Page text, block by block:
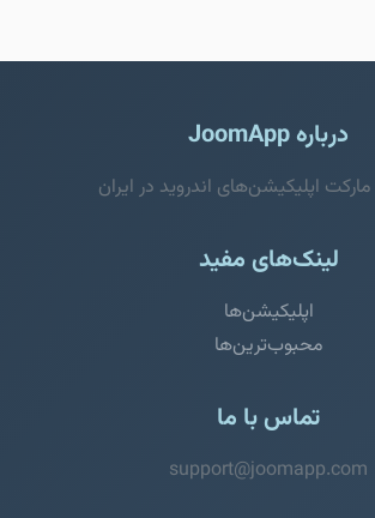
درباره JoomApp
مارکت اپلیکیشن‌های اندروید در ایران
لینک‌های مفید
اپلیکیشن‌ها
محبوب‌ترین‌ها
تماس با ما
support@joomapp.com